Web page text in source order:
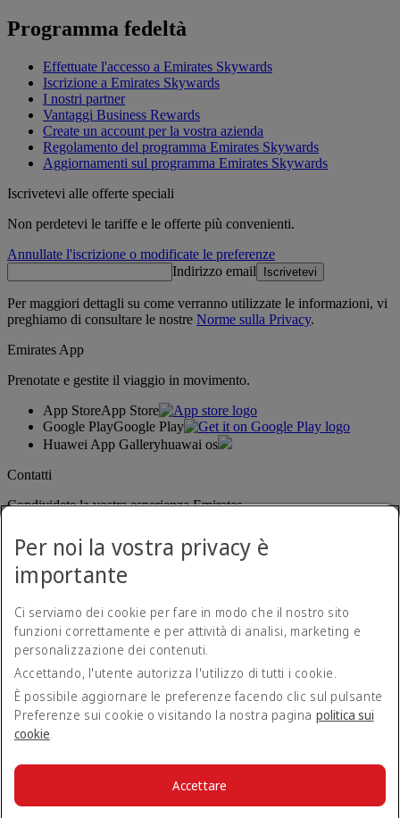
Programma fedeltà
Effettuate l'accesso a Emirates Skywards
Iscrizione a Emirates Skywards
I nostri partner
Vantaggi Business Rewards
Create un account per la vostra azienda
Regolamento del programma Emirates Skywards
Aggiornamenti sul programma Emirates Skywards
Iscrivetevi alle offerte speciali
Non perdetevi le tariffe e le offerte più convenienti.
Annullate l'iscrizione o modificate le preferenze
Indirizzo email
Iscrivetevi
Per maggiori dettagli su come verranno utilizzate le informazioni, vi
preghiamo di consultare le nostre Norme sulla Privacy.
Emirates App
Prenotate e gestite il viaggio in movimento.
App StoreApp Store
Google PlayGoogle Play
Huawei App Galleryhuawai os
Contatti
Condividete la vostra esperienza Emirates.
Contatti
Norme sulla privacy
Termini e condizioni
Sicurezza informatica
Per noi la vostra privacy è
importante
Ci serviamo dei cookie per fare in modo che il nostro sito
funzioni correttamente e per attività di analisi, marketing e
personalizzazione dei contenuti.
Accettando, l'utente autorizza l'utilizzo di tutti i cookie.
È possibile aggiornare le preferenze facendo clic sul pulsante
Preferenze sui cookie o visitando la nostra pagina politica sui
cookie.
Accettare